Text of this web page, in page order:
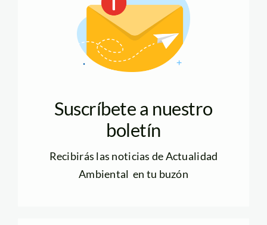
Suscríbete a nuestro
boletín
Recibirás las noticias de Actualidad
Ambiental en tu buzón